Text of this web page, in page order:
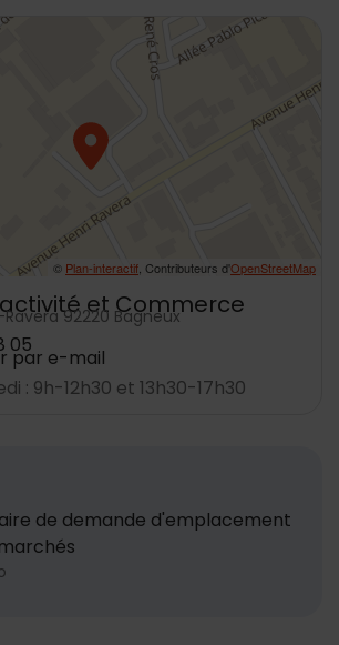
© Plan-interactif , Contributeurs d'OpenStreetMap
et Commerce
92220 Bagneux
05
par e-mail
: 9h-12h30 et 13h30-17h30
de demande d'emplacement